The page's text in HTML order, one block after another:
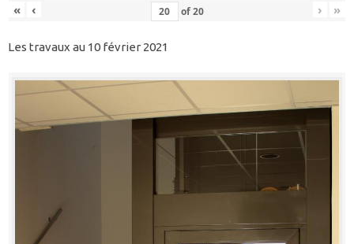
« ‹ of20 › »
Les travaux au 10 février 2021